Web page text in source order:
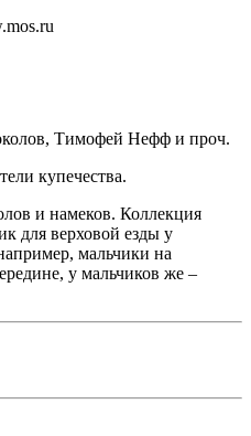
Тимофей Нефф и проч.
купечества.
и намеков. Коллекция
для верховой езды у
мальчики на
у мальчиков же –